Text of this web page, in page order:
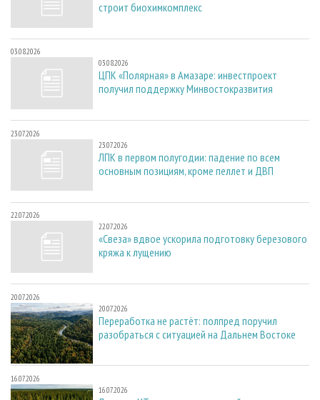
строит биохимкомплекс
03.08.2026
03.08.2026
ЦПК «Полярная» в Амазаре: инвестпроект
получил поддержку Минвостокразвития
23.07.2026
23.07.2026
ЛПК в первом полугодии: падение по всем
основным позициям, кроме пеллет и ДВП
22.07.2026
22.07.2026
«Свеза» вдвое ускорила подготовку березового
кряжа к лущению
20.07.2026
20.07.2026
Переработка не растёт: полпред поручил
разобраться с ситуацией на Дальнем Востоке
16.07.2026
16.07.2026